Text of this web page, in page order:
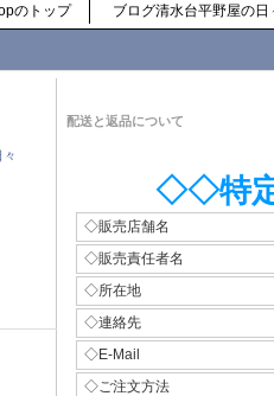
のトップ ブログ清水台平野屋の日
配送と返品について
◇◇特
◇販売店舗名
◇販売責任者名
◇所在地
◇連絡先
◇E-Mail
◇ご注文方法